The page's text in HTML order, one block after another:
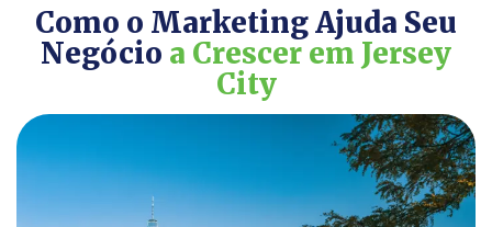
Como o Marketing Ajuda Seu
Negócio a Crescer em Jersey
City